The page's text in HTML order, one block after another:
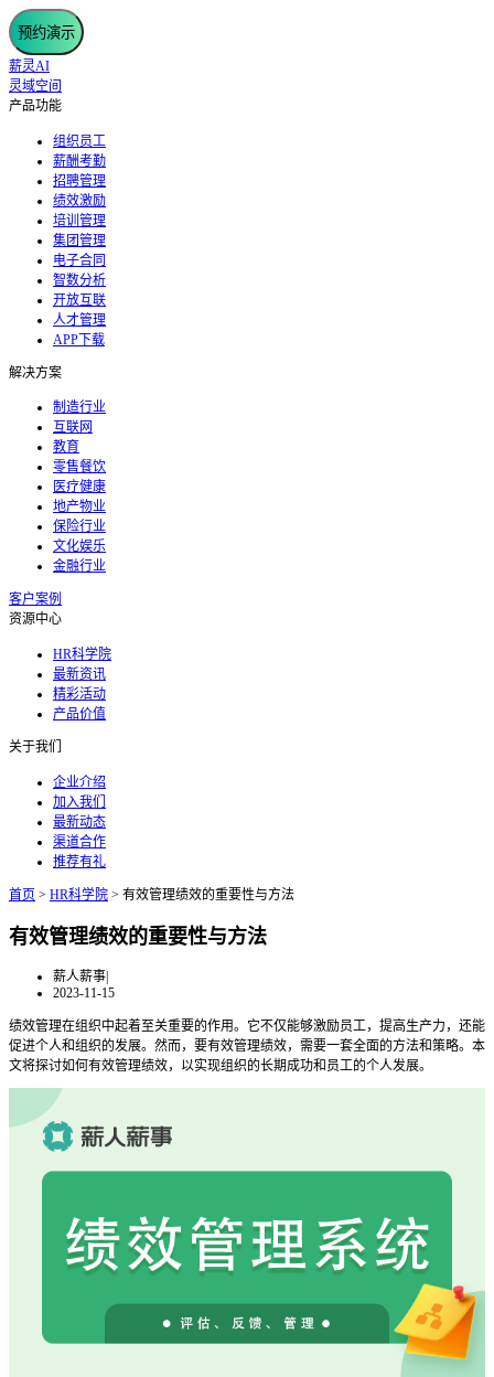
预约演示
薪灵AI
灵域空间
产品功能
组织员工
薪酬考勤
招聘管理
绩效激励
培训管理
集团管理
电子合同
智数分析
开放互联
人才管理
APP下载
解决方案
制造行业
互联网
教育
零售餐饮
医疗健康
地产物业
保险行业
文化娱乐
金融行业
客户案例
资源中心
HR科学院
最新资讯
精彩活动
产品价值
关于我们
企业介绍
加入我们
最新动态
渠道合作
推荐有礼
首页 > HR科学院 > 有效管理绩效的重要性与方法
有效管理绩效的重要性与方法
薪人薪事|
2023-11-15
绩效管理在组织中起着至关重要的作用。它不仅能够激励员工，提高生产力，还能
促进个人和组织的发展。然而，要有效管理绩效，需要一套全面的方法和策略。本
文将探讨如何有效管理绩效，以实现组织的长期成功和员工的个人发展。